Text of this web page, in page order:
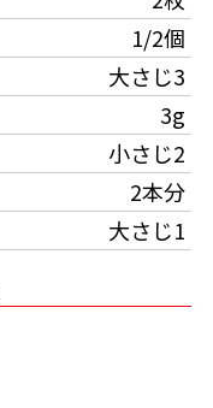
1/2個
大さじ3
3g
小さじ2
2本分
大さじ1